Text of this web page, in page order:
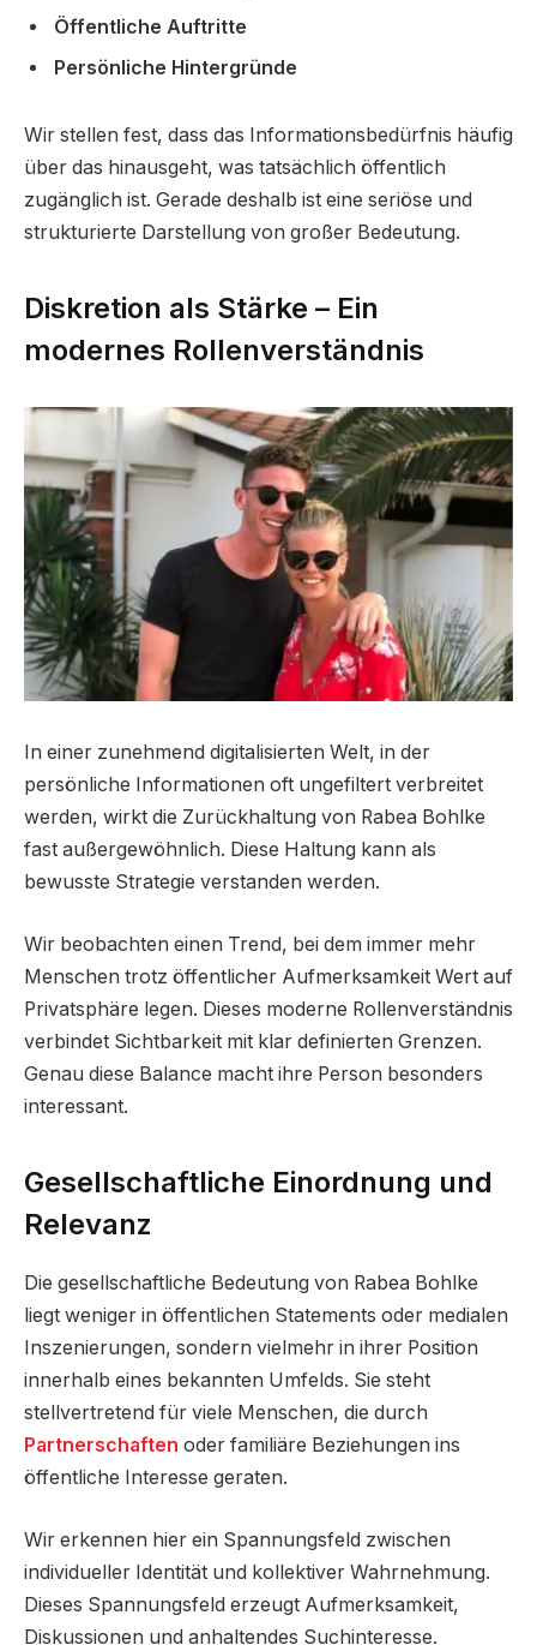
Öffentliche Auftritte
Persönliche Hintergründe
Wir stellen fest, dass das Informationsbedürfnis häufig
über das hinausgeht, was tatsächlich öffentlich
zugänglich ist. Gerade deshalb ist eine seriöse und
strukturierte Darstellung von großer Bedeutung.
Diskretion als Stärke – Ein
modernes Rollenverständnis
In einer zunehmend digitalisierten Welt, in der
persönliche Informationen oft ungefiltert verbreitet
werden, wirkt die Zurückhaltung von Rabea Bohlke
fast außergewöhnlich. Diese Haltung kann als
bewusste Strategie verstanden werden.
Wir beobachten einen Trend, bei dem immer mehr
Menschen trotz öffentlicher Aufmerksamkeit Wert auf
Privatsphäre legen. Dieses moderne Rollenverständnis
verbindet Sichtbarkeit mit klar definierten Grenzen.
Genau diese Balance macht ihre Person besonders
interessant.
Gesellschaftliche Einordnung und
Relevanz
Die gesellschaftliche Bedeutung von Rabea Bohlke
liegt weniger in öffentlichen Statements oder medialen
Inszenierungen, sondern vielmehr in ihrer Position
innerhalb eines bekannten Umfelds. Sie steht
stellvertretend für viele Menschen, die durch
Partnerschaften oder familiäre Beziehungen ins
öffentliche Interesse geraten.
Wir erkennen hier ein Spannungsfeld zwischen
individueller Identität und kollektiver Wahrnehmung.
Dieses Spannungsfeld erzeugt Aufmerksamkeit,
Diskussionen und anhaltendes Suchinteresse.